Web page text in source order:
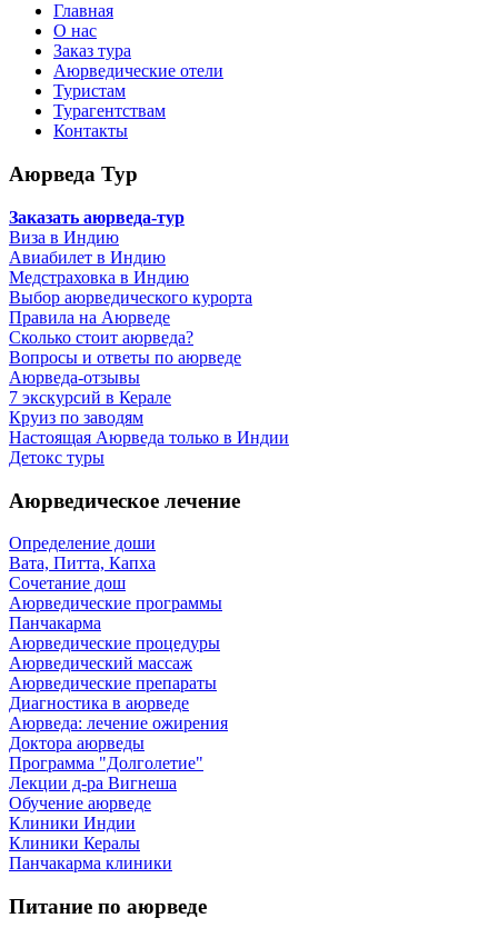
Главная
О нас
Заказ тура
Аюрведические отели
Туристам
Турагентствам
Контакты
Аюрведа Тур
Заказать аюрведа-тур
Виза в Индию
Авиабилет в Индию
Медстраховка в Индию
Выбор аюрведического курорта
Правила на Аюрведе
Сколько стоит аюрведа?
Вопросы и ответы по аюрведе
Аюрведа-отзывы
7 экскурсий в Керале
Круиз по заводям
Настоящая Аюрведа только в Индии
Детокс туры
Аюрведическое лечение
Определение доши
Вата, Питта, Капха
Сочетание дош
Аюрведические программы
Панчакарма
Аюрведические процедуры
Аюрведический массаж
Аюрведические препараты
Диагностика в аюрведе
Аюрведа: лечение ожирения
Доктора аюрведы
Программа "Долголетие"
Лекции д-ра Вигнеша
Обучение аюрведе
Клиники Индии
Клиники Кералы
Панчакарма клиники
Питание по аюрведе